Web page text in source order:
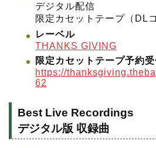
デジタル配信
限定カセットテープ（DL
レーベル
THANKS GIVING
限定カセットテープ予約
https://
62
Best Live Recordings
デジタル版 収録曲